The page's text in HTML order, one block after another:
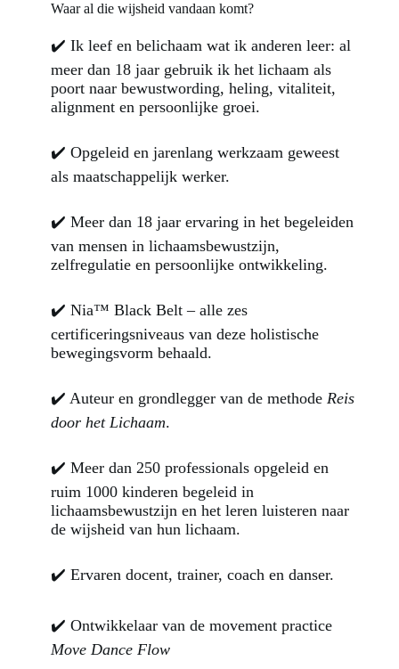
Waar al die wijsheid vandaan komt?
✔️ Ik leef en belichaam wat ik anderen leer: al
meer dan 18 jaar gebruik ik het lichaam als
poort naar bewustwording, heling, vitaliteit,
alignment en persoonlijke groei.
✔️ Opgeleid en jarenlang werkzaam geweest
als maatschappelijk werker.
✔️ Meer dan 18 jaar ervaring in het begeleiden
van mensen in lichaamsbewustzijn,
zelfregulatie en persoonlijke ontwikkeling.
✔️ Nia™ Black Belt – alle zes
certificeringsniveaus van deze holistische
bewegingsvorm behaald.
✔️ Auteur en grondlegger van de methode Reis
door het Lichaam.
✔️ Meer dan 250 professionals opgeleid en
ruim 1000 kinderen begeleid in
lichaamsbewustzijn en het leren luisteren naar
de wijsheid van hun lichaam.
✔️ Ervaren docent, trainer, coach en danser.
✔️ Ontwikkelaar van de movement practice
Move Dance Flow